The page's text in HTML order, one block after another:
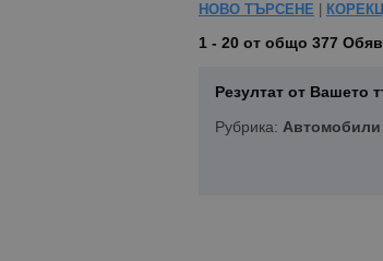
НОВО ТЪРСЕНЕ
1 - 20 от общо 377
Резултат от Вашето
Рубрика: